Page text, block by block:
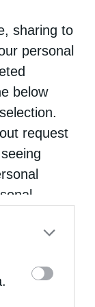
sharing to
personal
below
request
opt-out
IAB’s list
ήταν
τη λατρεία
η
τριών
επεδίωξαν
που
οι
αλλά
νέος
ως